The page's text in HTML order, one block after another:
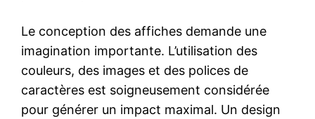
Le conception des affiches demande une
imagination importante. L’utilisation des
couleurs, des images et des polices de
caractères est soigneusement considérée
pour générer un impact maximal. Un design